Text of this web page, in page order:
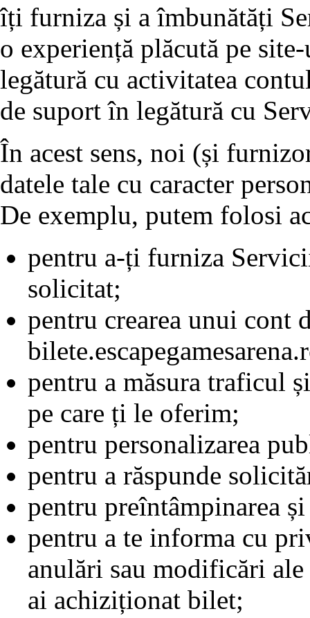
îți furniza și a îmbunătăți
o experiență plăcută pe
legătură cu activitatea
de suport în legătură cu
În acest sens, noi (și
datele tale cu caracter
De exemplu, putem folosi
pentru a-ți furniza
solicitat;
pentru crearea unui cont
pentru a măsura traficul
pe care ți le oferim;
pentru personalizarea
pentru a răspunde
pentru preîntâmpinarea
pentru a te informa cu
anulări sau modificări
ai achiziționat bilet;